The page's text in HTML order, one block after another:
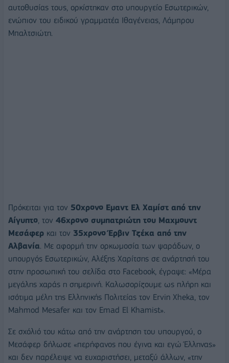
αυτοθυσίας τους, ορκίστηκαν στο υπουργείο Εσωτερικών,
ενώπιον του ειδικού γραμματέα Ιθαγένειας, Λάμπρου
Μπαλτσιώτη.
Πρόκειται για τον 50χρονο Εμαντ Ελ Χαμίστ από την
Αίγυπτο, τον 46χρονο συμπατριώτη του Μαχμουντ
Μεσάφερ και τον 35χρονο Έρβιν Τζέκα από την
Αλβανία. Με αφορμή την ορκωμοσία των ψαράδων, ο
υπουργός Εσωτερικών, Αλέξης Χαρίτσης σε ανάρτησή του
στην προσωπική του σελίδα στο Facebook, έγραψε: «Μέρα
μεγάλης χαράς η σημερινή. Καλωσορίζουμε ως πλήρη και
ισότιμα μέλη της Ελληνικής Πολιτείας τον Ervin Xheka, τον
Mahmod Mesafer και τον Emad El Khamist».
Σε σχόλιό του κάτω από την ανάρτηση του υπουργού, ο
Μεσάφερ δήλωσε «περήφανος που έγινα και εγώ Έλληνας»
και δεν παρέλειψε να ευχαριστήσει, μεταξύ άλλων, «την